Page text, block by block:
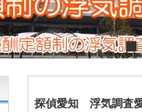
探偵愛知 浮気調査